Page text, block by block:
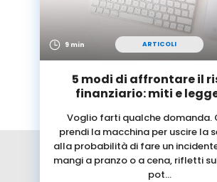
9 min ARTICOLI
5 modi di affrontare il
finanziario: miti e
Voglio farti qualche domanda.
prendi la macchina per uscire la
alla probabilità di fare un
mangi a pranzo o a cena, rifletti
pot…